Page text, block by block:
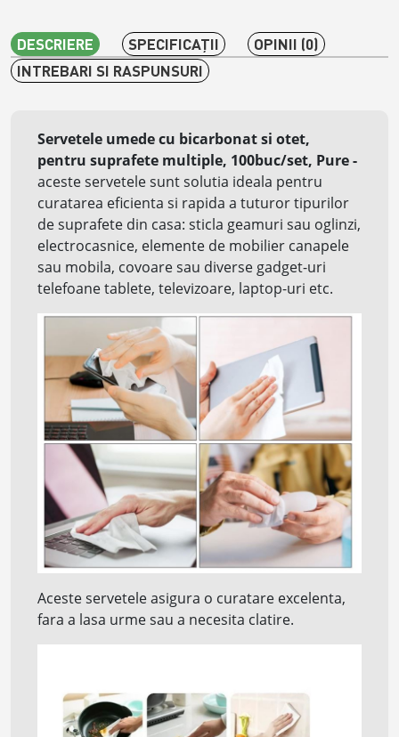
DESCRIERE SPECIFICAŢII
OPINII (0)
INTREBARI SI RASPUNSURI
Servetele umede cu bicarbonat si otet,
pentru suprafete multiple, 100buc/set, Pure-
aceste servetele sunt solutia ideala pentru
curatarea eficienta si rapida a tuturor tipurilor
de suprafete din casa: sticla geamuri sau oglinzi,
electrocasnice, elemente de mobilier canapele
sau mobila, covoare sau diverse gadget-uri
telefoane tablete, televizoare, laptop-uri etc.
Aceste servetele asigura o curatare excelenta,
fara a lasa urme sau a necesita clatire.